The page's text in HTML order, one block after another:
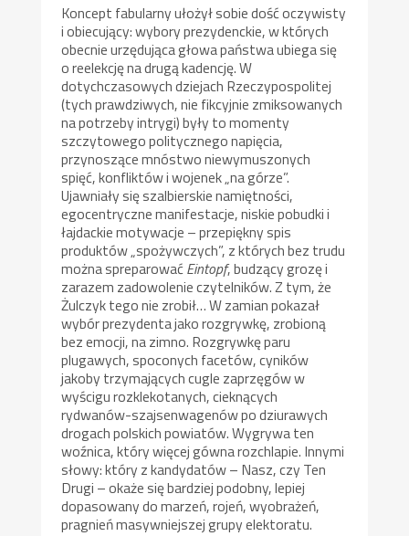
Koncept fabularny ułożył sobie dość oczywisty
i obiecujący: wybory prezydenckie, w których
obecnie urzędująca głowa państwa ubiega się
o reelekcję na drugą kadencję. W
dotychczasowych dziejach Rzeczypospolitej
(tych prawdziwych, nie fikcyjnie zmiksowanych
na potrzeby intrygi) były to momenty
szczytowego politycznego napięcia,
przynoszące mnóstwo niewymuszonych
spięć, konfliktów i wojenek „na górze”.
Ujawniały się szalbierskie namiętności,
egocentryczne manifestacje, niskie pobudki i
łajdackie motywacje – przepiękny spis
produktów „spożywczych”, z których bez trudu
można spreparowaćEintopf, budzący grozę i
zarazem zadowolenie czytelników. Z tym, że
Żulczyk tego nie zrobił… W zamian pokazał
wybór prezydenta jako rozgrywkę, zrobioną
bez emocji, na zimno. Rozgrywkę paru
plugawych, spoconych facetów, cyników
jakoby trzymających cugle zaprzęgów w
wyścigu rozklekotanych, cieknących
rydwanów-szajsenwagenów po dziurawych
drogach polskich powiatów. Wygrywa ten
woźnica, który więcej gówna rozchlapie. Innymi
słowy: który z kandydatów – Nasz, czy Ten
Drugi – okaże się bardziej podobny, lepiej
dopasowany do marzeń, rojeń, wyobrażeń,
pragnień masywniejszej grupy elektoratu.